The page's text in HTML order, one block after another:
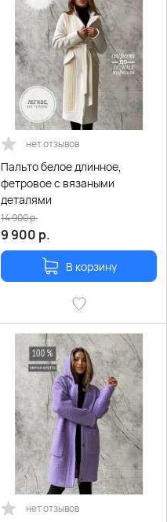
нет отзывов
Пальто белое длинное,
фетровое с вязаными
деталями
9 900 р.
14 900р.
В корзину
нет отзывов